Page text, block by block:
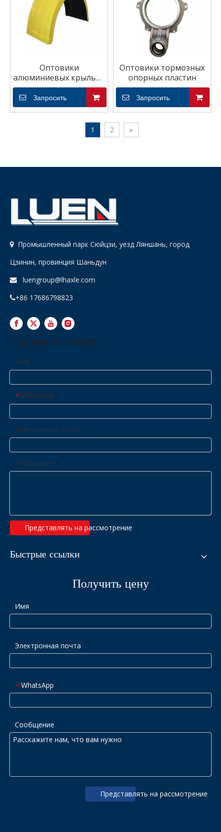
Оптовики
алюминиевых крыльев
прицепа
Запросить
Оптовики тормозных
опорных пластин
Запросить
1 2 »
 Промышленный парк Сюйцзи, уезд Ляншань, город
Цзинин, провинция Шаньдун
 luengroup@lhaxle.com
+86 17686798823
Связаться с нами
Имя
* WhatsApp
Электронная почта
Сообщение
Представлять на рассмотрение
Быстрые ссылки
Получить цену
Имя
Электронная почта
* WhatsApp
Сообщение
Представлять на рассмотрение